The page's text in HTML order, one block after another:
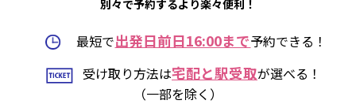
別々で予約するより楽々便利！
最短で出発日前日16:00まで予約できる！
受け取り方法は宅配と駅受取が選べる！
（一部を除く）